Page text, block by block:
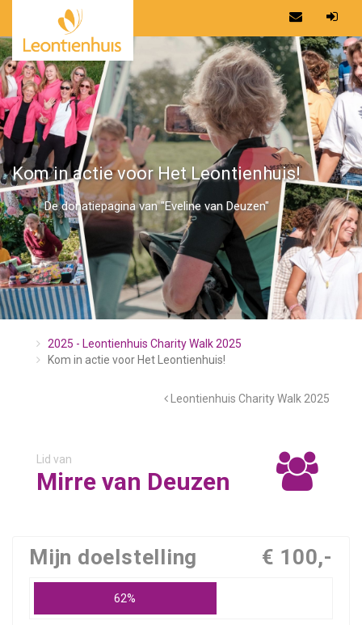
Kom in actie voor Het Leontienhuis!
De donatiepagina van "Eveline van Deuzen"
2025 - Leontienhuis Charity Walk 2025
Kom in actie voor Het Leontienhuis!
Leontienhuis Charity Walk 2025
Lid van
Mirre van Deuzen
Mijn doelstelling € 100,-
62%